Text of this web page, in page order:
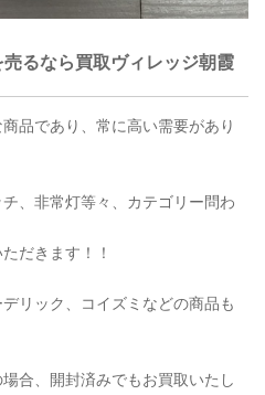
るなら買取ヴィレッジ朝霞
品であり、常に高い需要があり
、非常灯等々、カテゴリー問わ
だきます！！
リック、コイズミなどの商品も
合、開封済みでもお買取いたし